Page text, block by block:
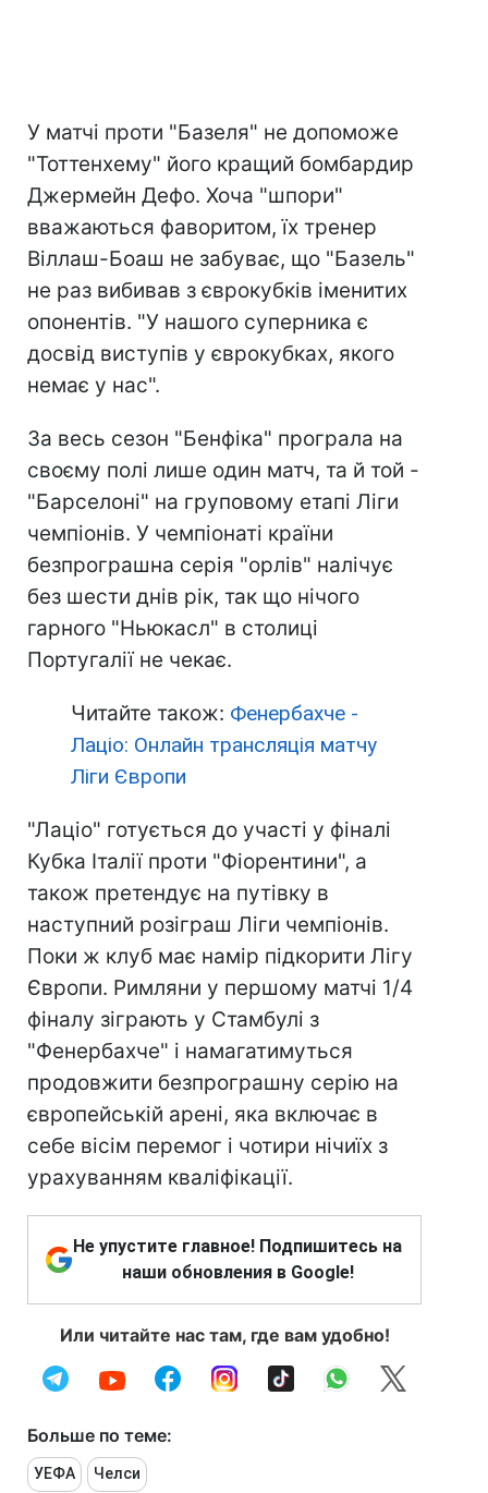
У матчі проти "Базеля" не допоможе
"Тоттенхему" його кращий бомбардир
Джермейн Дефо. Хоча "шпори"
вважаються фаворитом, їх тренер
Віллаш-Боаш не забуває, що "Базель"
не раз вибивав з єврокубків іменитих
опонентів. "У нашого суперника є
досвід виступів у єврокубках, якого
немає у нас".
За весь сезон "Бенфіка" програла на
своєму полі лише один матч, та й той -
"Барселоні" на груповому етапі Ліги
чемпіонів. У чемпіонаті країни
безпрограшна серія "орлів" налічує
без шести днів рік, так що нічого
гарного "Ньюкасл" в столиці
Португалії не чекає.
Читайте також: Фенербахче -
Лаціо: Онлайн трансляція матчу
Ліги Європи
"Лаціо" готується до участі у фіналі
Кубка Італії проти "Фіорентини", а
також претендує на путівку в
наступний розіграш Ліги чемпіонів.
Поки ж клуб має намір підкорити Лігу
Європи. Римляни у першому матчі 1/4
фіналу зіграють у Стамбулі з
"Фенербахче" і намагатимуться
продовжити безпрограшну серію на
європейській арені, яка включає в
себе вісім перемог і чотири нічиїх з
урахуванням кваліфікації.
Не упустите главное! Подпишитесь на
наши обновления в Google!
Или читайте нас там, где вам удобно!
Больше по теме:
УЕФА Челси